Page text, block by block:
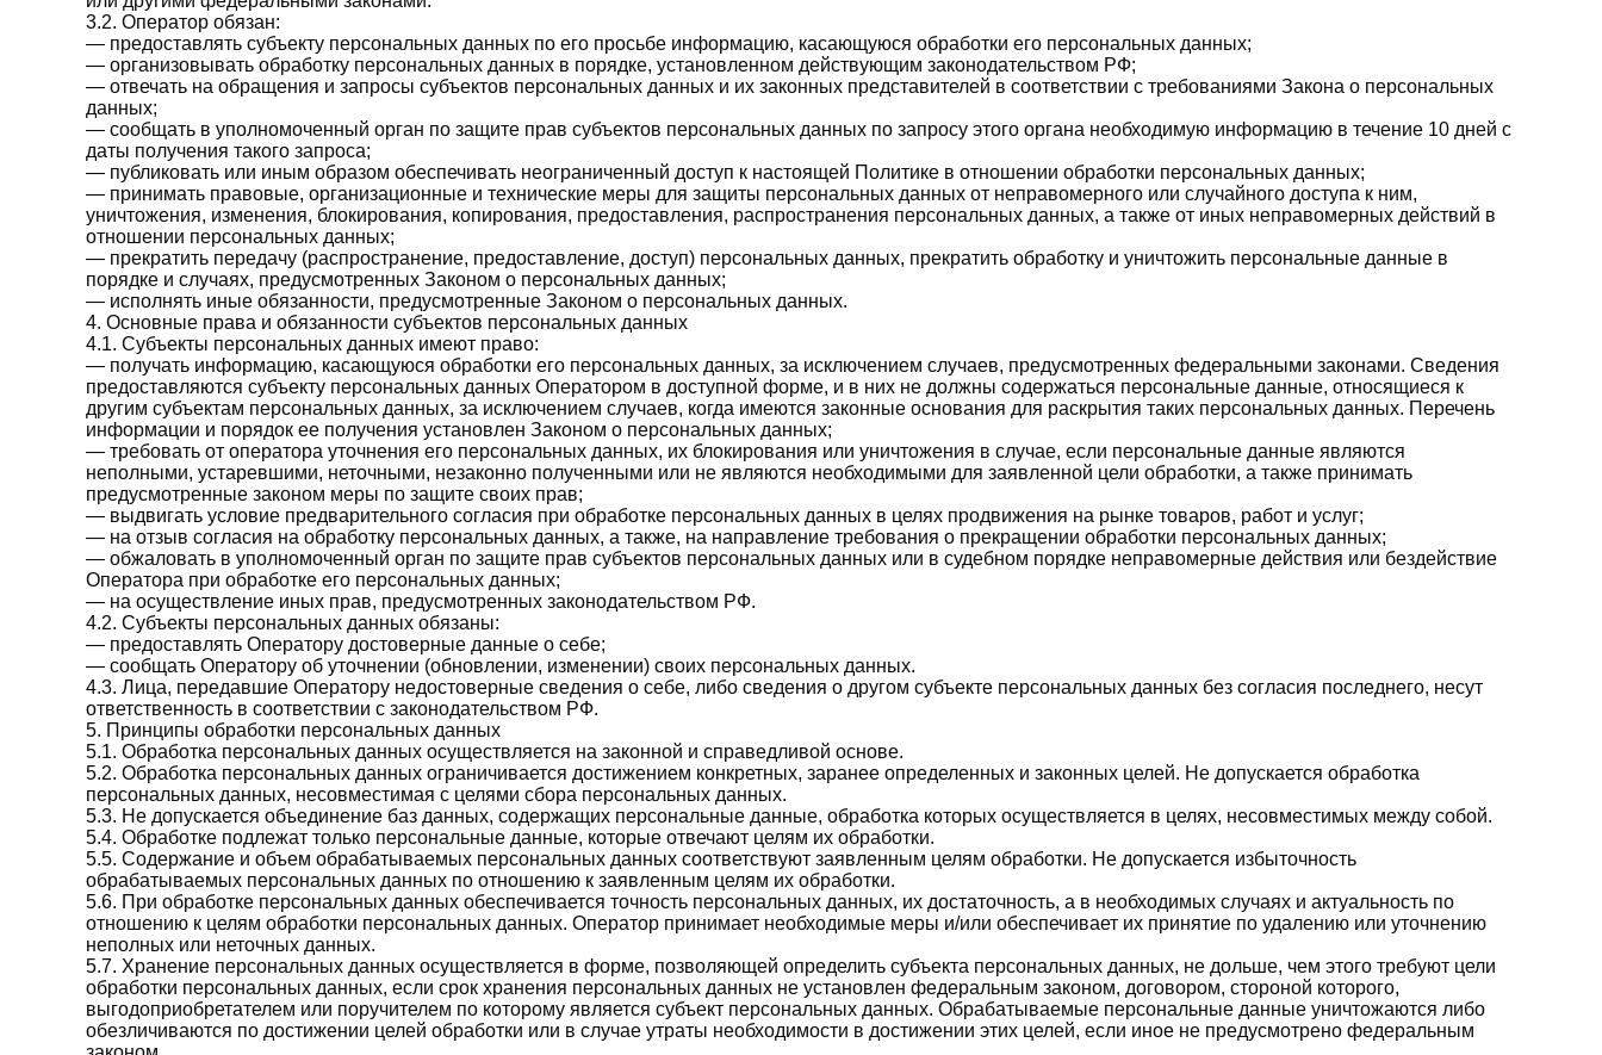
3.2. Оператор обязан:
— предоставлять субъекту персональных данных по его просьбе информацию, касающуюся обработки его персональных данных;
— организовывать обработку персональных данных в порядке, установленном действующим законодательством РФ;
— отвечать на обращения и запросы субъектов персональных данных и их законных представителей в соответствии с требованиями Закона о персональных
данных;
— сообщать в уполномоченный орган по защите прав субъектов персональных данных по запросу этого органа необходимую информацию в течение 10 дней с
даты получения такого запроса;
— публиковать или иным образом обеспечивать неограниченный доступ к настоящей Политике в отношении обработки персональных данных;
— принимать правовые, организационные и технические меры для защиты персональных данных от неправомерного или случайного доступа к ним,
уничтожения, изменения, блокирования, копирования, предоставления, распространения персональных данных, а также от иных неправомерных действий в
отношении персональных данных;
— прекратить передачу (распространение, предоставление, доступ) персональных данных, прекратить обработку и уничтожить персональные данные в
порядке и случаях, предусмотренных Законом о персональных данных;
— исполнять иные обязанности, предусмотренные Законом о персональных данных.
4. Основные права и обязанности субъектов персональных данных
4.1. Субъекты персональных данных имеют право:
— получать информацию, касающуюся обработки его персональных данных, за исключением случаев, предусмотренных федеральными законами. Сведения
предоставляются субъекту персональных данных Оператором в доступной форме, и в них не должны содержаться персональные данные, относящиеся к
другим субъектам персональных данных, за исключением случаев, когда имеются законные основания для раскрытия таких персональных данных. Перечень
информации и порядок ее получения установлен Законом о персональных данных;
— требовать от оператора уточнения его персональных данных, их блокирования или уничтожения в случае, если персональные данные являются
неполными, устаревшими, неточными, незаконно полученными или не являются необходимыми для заявленной цели обработки, а также принимать
предусмотренные законом меры по защите своих прав;
— выдвигать условие предварительного согласия при обработке персональных данных в целях продвижения на рынке товаров, работ и услуг;
— на отзыв согласия на обработку персональных данных, а также, на направление требования о прекращении обработки персональных данных;
— обжаловать в уполномоченный орган по защите прав субъектов персональных данных или в судебном порядке неправомерные действия или бездействие
Оператора при обработке его персональных данных;
— на осуществление иных прав, предусмотренных законодательством РФ.
4.2. Субъекты персональных данных обязаны:
— предоставлять Оператору достоверные данные о себе;
— сообщать Оператору об уточнении (обновлении, изменении) своих персональных данных.
4.3. Лица, передавшие Оператору недостоверные сведения о себе, либо сведения о другом субъекте персональных данных без согласия последнего, несут
ответственность в соответствии с законодательством РФ.
5. Принципы обработки персональных данных
5.1. Обработка персональных данных осуществляется на законной и справедливой основе.
5.2. Обработка персональных данных ограничивается достижением конкретных, заранее определенных и законных целей. Не допускается обработка
персональных данных, несовместимая с целями сбора персональных данных.
5.3. Не допускается объединение баз данных, содержащих персональные данные, обработка которых осуществляется в целях, несовместимых между собой.
5.4. Обработке подлежат только персональные данные, которые отвечают целям их обработки.
5.5. Содержание и объем обрабатываемых персональных данных соответствуют заявленным целям обработки. Не допускается избыточность
обрабатываемых персональных данных по отношению к заявленным целям их обработки.
5.6. При обработке персональных данных обеспечивается точность персональных данных, их достаточность, а в необходимых случаях и актуальность по
отношению к целям обработки персональных данных. Оператор принимает необходимые меры и/или обеспечивает их принятие по удалению или уточнению
неполных или неточных данных.
5.7. Хранение персональных данных осуществляется в форме, позволяющей определить субъекта персональных данных, не дольше, чем этого требуют цели
обработки персональных данных, если срок хранения персональных данных не установлен федеральным законом, договором, стороной которого,
выгодоприобретателем или поручителем по которому является субъект персональных данных. Обрабатываемые персональные данные уничтожаются либо
обезличиваются по достижении целей обработки или в случае утраты необходимости в достижении этих целей, если иное не предусмотрено федеральным